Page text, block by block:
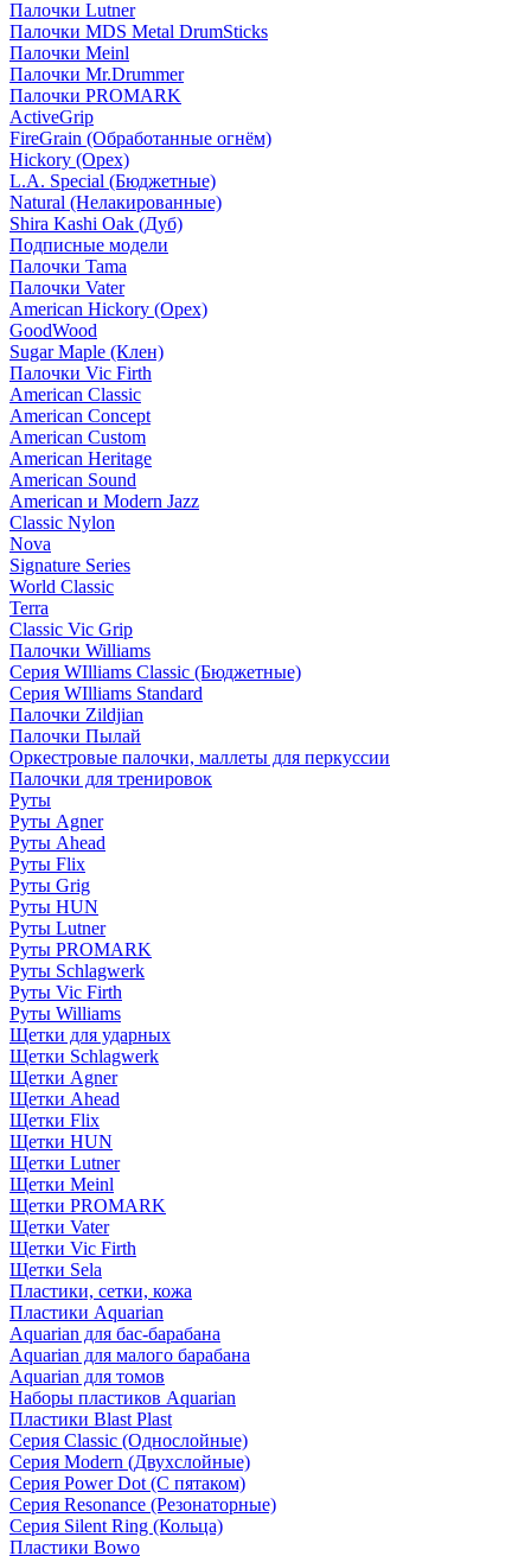
Палочки Lutner
Палочки MDS Metal DrumSticks
Палочки Meinl
Палочки Mr.Drummer
Палочки PROMARK
ActiveGrip
FireGrain (Обработанные огнём)
Hickory (Орех)
L.A. Special (Бюджетные)
Natural (Нелакированные)
Shira Kashi Oak (Дуб)
Подписные модели
Палочки Tama
Палочки Vater
American Hickory (Орех)
GoodWood
Sugar Maple (Клен)
Палочки Vic Firth
American Classic
American Concept
American Custom
American Heritage
American Sound
American и Modern Jazz
Classic Nylon
Nova
Signature Series
World Classic
Terra
Classic Vic Grip
Палочки Williams
Серия WIlliams Classic (Бюджетные)
Серия WIlliams Standard
Палочки Zildjian
Палочки Пылай
Оркестровые палочки, маллеты для перкуссии
Палочки для тренировок
Руты
Руты Agner
Руты Ahead
Руты Flix
Руты Grig
Руты HUN
Руты Lutner
Руты PROMARK
Руты Schlagwerk
Руты Vic Firth
Руты Williams
Щетки для ударных
Щетки Schlagwerk
Щетки Agner
Щетки Ahead
Щетки Flix
Щетки HUN
Щетки Lutner
Щетки Meinl
Щетки PROMARK
Щетки Vater
Щетки Vic Firth
Щетки Sela
Пластики, сетки, кожа
Пластики Aquarian
Aquarian для бас-барабана
Aquarian для малого барабана
Aquarian для томов
Наборы пластиков Aquarian
Пластики Blast Plast
Серия Classic (Однослойные)
Серия Modern (Двухслойные)
Серия Power Dot (С пятаком)
Серия Resonance (Резонаторные)
Серия Silent Ring (Кольца)
Пластики Bowo